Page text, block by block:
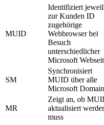
MUID
Identifiziert
zur Kunden ID
zugehörige
Webbrowser bei
Besuch
unterschiedlicher
Microsoft
SM
Synchronisiert
MUID über alle
Microsoft
MR
Zeigt an, ob
aktualisiert
muss